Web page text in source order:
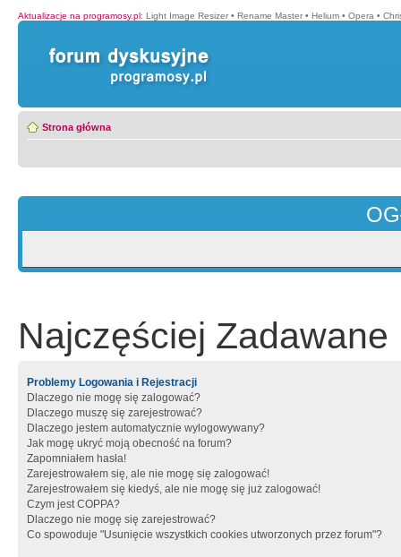
Aktualizacje na programosy.pl: Light Image Resizer • Rename Master • Helium • Opera •
Strona główna
Najczęściej Zadawane
Problemy Logowania i Rejestracji
Dlaczego nie mogę się zalogować?
Dlaczego muszę się zarejestrować?
Dlaczego jestem automatycznie wylogowywany?
Jak mogę ukryć moją obecność na forum?
Zapomniałem hasła!
Zarejestrowałem się, ale nie mogę się zalogować!
Zarejestrowałem się kiedyś, ale nie mogę się już zalogować!
Czym jest COPPA?
Dlaczego nie mogę się zarejestrować?
Co spowoduje "Usunięcie wszystkich cookies utworzonych przez forum"?